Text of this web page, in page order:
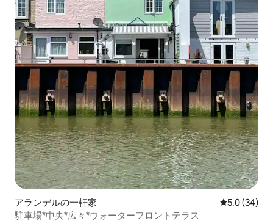
アランデルの一軒家 レビュー34
5.0 (34)
駐車場*中央*広々*ウォーターフロントテラス